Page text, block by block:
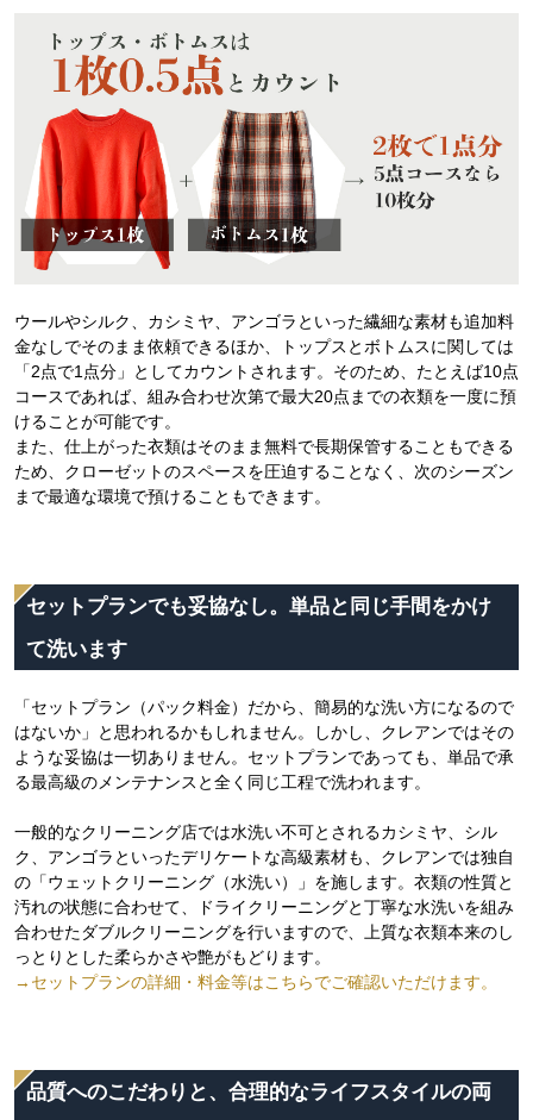
ウールやシルク、カシミヤ、アンゴラといった繊細な素材も追加料
金なしでそのまま依頼できるほか、トップスとボトムスに関しては
「2点で1点分」としてカウントされます。そのため、たとえば10点
コースであれば、組み合わせ次第で最大20点までの衣類を一度に預
けることが可能です。
また、仕上がった衣類はそのまま無料で長期保管することもできる
ため、クローゼットのスペースを圧迫することなく、次のシーズン
まで最適な環境で預けることもできます。
セットプランでも妥協なし。単品と同じ手間をかけ
て洗います
「セットプラン（パック料金）だから、簡易的な洗い方になるので
はないか」と思われるかもしれません。しかし、クレアンではその
ような妥協は一切ありません。セットプランであっても、単品で承
る最高級のメンテナンスと全く同じ工程で洗われます。
一般的なクリーニング店では水洗い不可とされるカシミヤ、シル
ク、アンゴラといったデリケートな高級素材も、クレアンでは独自
の「ウェットクリーニング（水洗い）」を施します。衣類の性質と
汚れの状態に合わせて、ドライクリーニングと丁寧な水洗いを組み
合わせたダブルクリーニングを行いますので、上質な衣類本来のし
っとりとした柔らかさや艶がもどります。
→セットプランの詳細・料金等はこちらでご確認いただけます。
品質へのこだわりと、合理的なライフスタイルの両